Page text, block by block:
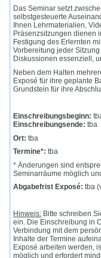
Das Seminar setzt
selbstgesteuerte
Ihnen Lehrmaterialien,
Präsenzsitzungen dienen
Festigung des Erlernten
Vorbereitung jeder
Diskussionen essenziell,
Neben dem Halten
Exposé für ihre geplante
Grundstein für ihre
Einschreibungsbeginn:
Einschreibungsende: tba
Ort:tba
Termine*:tba
* Änderungen sind
Seminarräume möglich
Abgabefrist Exposé: tba
Hinweis: Bitte schreiben
ein. Die Einschreibung in
Verbindung mit dem
Inhalte der Termine
Exposé arbeiten werden,
möglich und erfordert